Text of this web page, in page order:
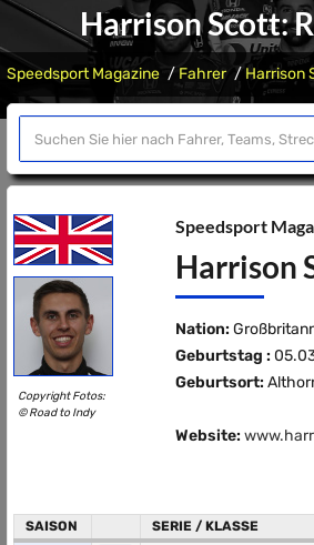
Harrison Scott:
Speedsport Magazine Fahrer Harrison
Copyright Fotos:
© Road to Indy
Speedsport
Harrison
Nation:
Geburtstag :
Geburtsort:
Website:
SAISON SERIE / KLASSE